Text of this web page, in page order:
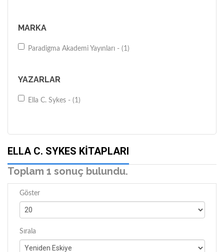
MARKA
Paradigma Akademi Yayınları - (1)
YAZARLAR
Ella C. Sykes - (1)
ELLA C. SYKES KITAPLARI
Toplam 1 sonuç bulundu.
Göster
Sırala